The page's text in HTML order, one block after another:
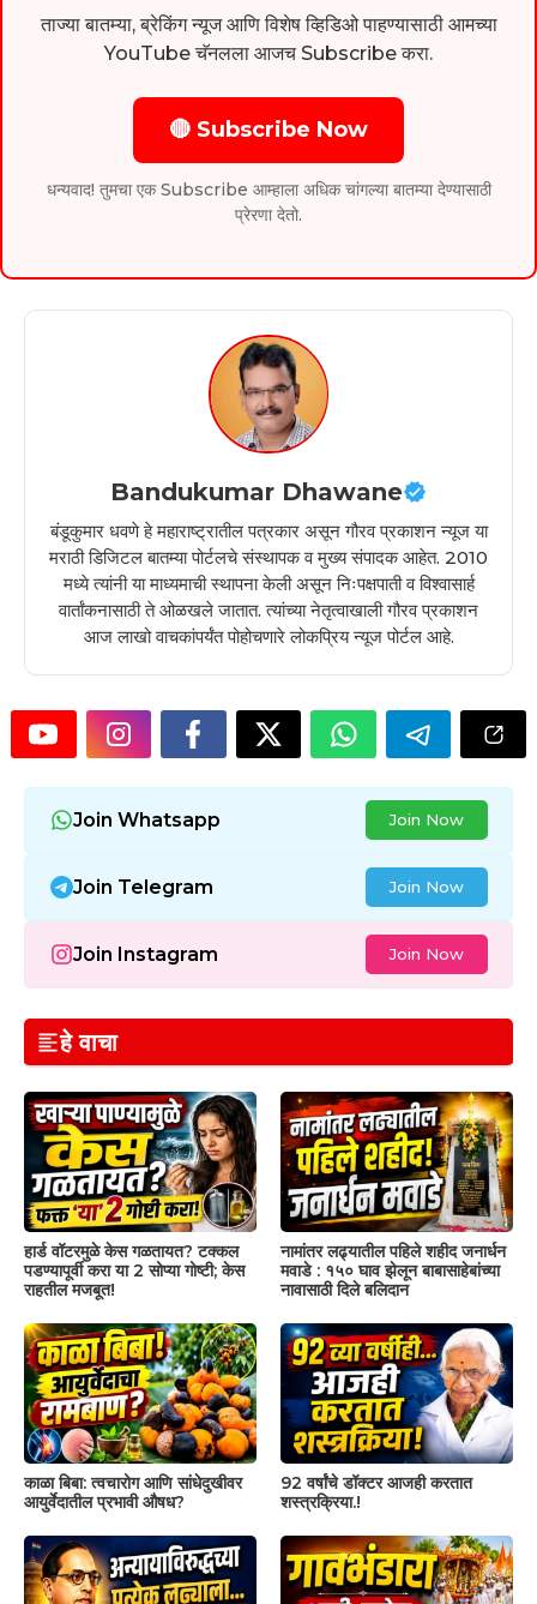
ताज्या बातम्या, ब्रेकिंग न्यूज आणि विशेष व्हिडिओ पाहण्यासाठी आमच्या
YouTube चॅनलला आजच Subscribe करा.
🔴 Subscribe Now
धन्यवाद! तुमचा एक Subscribe आम्हाला अधिक चांगल्या बातम्या देण्यासाठी
प्रेरणा देतो.
Bandukumar Dhawane
बंडूकुमार धवणे हे महाराष्ट्रातील पत्रकार असून गौरव प्रकाशन न्यूज या
मराठी डिजिटल बातम्या पोर्टलचे संस्थापक व मुख्य संपादक आहेत. 2010
मध्ये त्यांनी या माध्यमाची स्थापना केली असून निःपक्षपाती व विश्वासार्ह
वार्तांकनासाठी ते ओळखले जातात. त्यांच्या नेतृत्वाखाली गौरव प्रकाशन
आज लाखो वाचकांपर्यंत पोहोचणारे लोकप्रिय न्यूज पोर्टल आहे.
Join Whatsapp Join Now
Join Telegram Join Now
Join Instagram Join Now
हे वाचा
हार्ड वॉटरमुळे केस गळतायत? टक्कल
पडण्यापूर्वी करा या 2 सोप्या गोष्टी; केस
राहतील मजबूत!
नामांतर लढ्यातील पहिले शहीद जनार्धन
मवाडे : १५० घाव झेलून बाबासाहेबांच्या
नावासाठी दिले बलिदान
काळा बिबा: त्वचारोग आणि सांधेदुखीवर
आयुर्वेदातील प्रभावी औषध?
92 वर्षांचे डॉक्टर आजही करतात
शस्त्रक्रिया.!